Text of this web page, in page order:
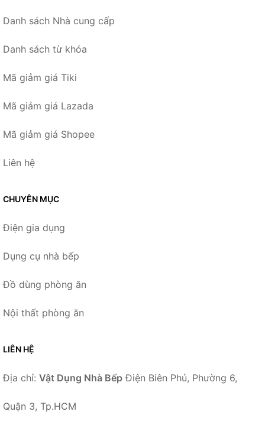
Danh sách Nhà cung cấp
Danh sách từ khóa
Mã giảm giá Tiki
Mã giảm giá Lazada
Mã giảm giá Shopee
Liên hệ
CHUYÊN MỤC
Điện gia dụng
Dụng cụ nhà bếp
Đồ dùng phòng ăn
Nội thất phòng ăn
LIÊN HỆ
Địa chỉ: Vật Dụng Nhà Bếp Điện Biên Phủ, Phường 6,
Quận 3, Tp.HCM